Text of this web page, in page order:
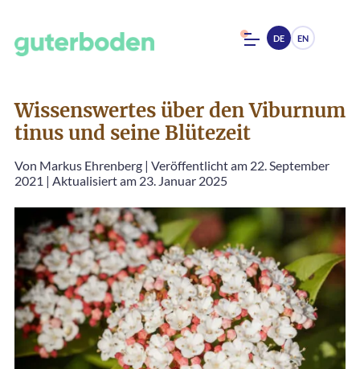
DE EN
Wissenswertes über den Viburnum
tinus und seine Blütezeit
Von Markus Ehrenberg | Veröffentlicht am 22. September
2021 | Aktualisiert am 23. Januar 2025